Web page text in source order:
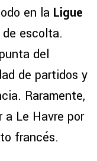
en la Ligue
escolta.
del
de partidos y
Raramente,
a Le Havre por
francés.